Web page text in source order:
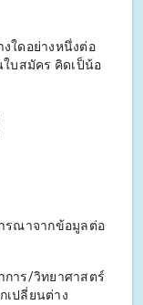
ใดอย่างหนึ่งต่อ
บสมัคร คิดเป็น้อ
รณาจากข้อมูลต่อ
าร/วิทยาศาสตร์
ปลี่ยนต่าง